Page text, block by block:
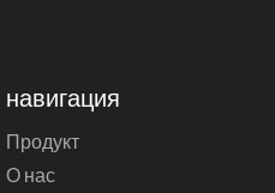
навигация
Продукт
О нас